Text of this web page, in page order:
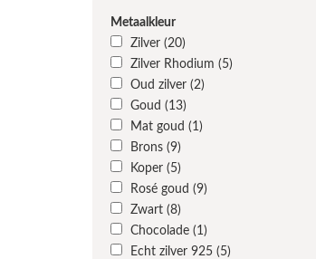
Metaalkleur
Zilver (20)
Zilver Rhodium (5)
Oud zilver (2)
Goud (13)
Mat goud (1)
Brons (9)
Koper (5)
Rosé goud (9)
Zwart (8)
Chocolade (1)
Echt zilver 925 (5)